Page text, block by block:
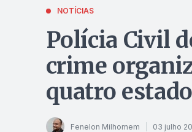
NOTÍCIAS
Polícia Civil
crime
quatro
Fenelon Milhomem 03 julho